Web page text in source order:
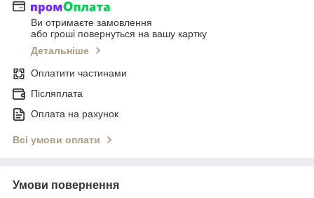
Ви отримаєте замовлення
або гроші повернуться на вашу картку
Детальніше
Оплатити частинами
Післяплата
Оплата на рахунок
Всі умови оплати
Умови повернення